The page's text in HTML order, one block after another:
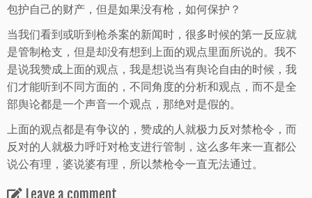
包护自己的财产，但是如果没有枪，如何保护？
当我们看到或听到枪杀案的新闻时，很多时候的第一反应就
是管制枪支，但是却没有想到上面的观点里面所说的。我不
是说我赞成上面的观点，我是想说当有舆论自由的时候，我
们才能听到不同方面的，不同角度的分析和观点，而不是全
部舆论都是一个声音一个观点，那绝对是假的。
上面的观点都是有争议的，赞成的人就极力反对禁枪令，而
反对的人就极力呼吁对枪支进行管制，这么多年来一直都公
说公有理，婆说婆有理，所以禁枪令一直无法通过。
Leave a comment